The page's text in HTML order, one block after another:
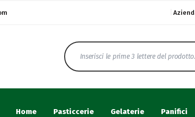
Home Pasticcerie Gelaterie Panifici